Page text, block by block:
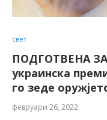
свет
ПОДГОТВЕНА
украинска
го зеде
февруари 26, 2022